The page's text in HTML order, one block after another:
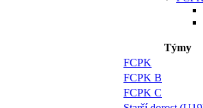
Týmy
FCPK
FCPK B
FCPK C